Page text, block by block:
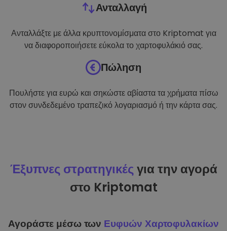
Ανταλλαγή
Ανταλλάξτε με άλλα κρυπτονομίσματα στο Kriptomat για
να διαφοροποιήσετε εύκολα το χαρτοφυλάκιό σας.
Πώληση
Πουλήστε για ευρώ και σηκώστε αβίαστα τα χρήματα πίσω
στον συνδεδεμένο τραπεζικό λογαριασμό ή την κάρτα σας.
Έξυπνες στρατηγικέςγια την αγορά
στο Kriptomat
Αγοράστε μέσω των Ευφυών Χαρτοφυλακίων